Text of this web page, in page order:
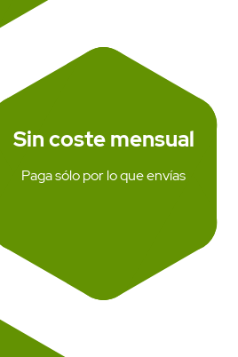
Sin coste mensual
Paga sólo por lo que envías